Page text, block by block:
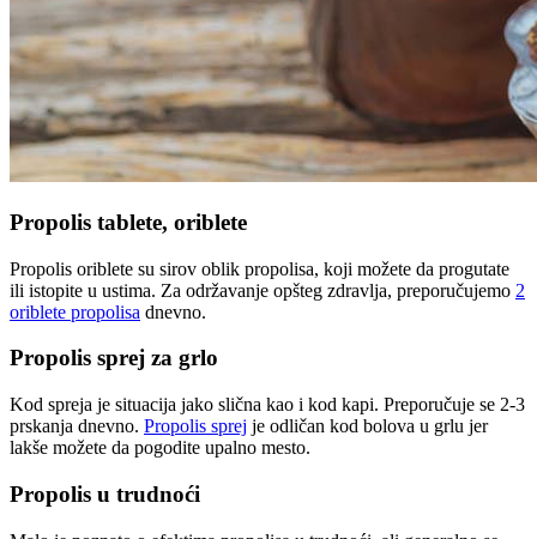
Propolis tablete, oriblete
Propolis oriblete su sirov oblik propolisa, koji možete da progutate
ili istopite u ustima. Za održavanje opšteg zdravlja, preporučujemo 2
oriblete propolisa dnevno.
Propolis sprej za grlo
Kod spreja je situacija jako slična kao i kod kapi. Preporučuje se 2-3
prskanja dnevno. Propolis sprej je odličan kod bolova u grlu jer
lakše možete da pogodite upalno mesto.
Propolis u trudnoći